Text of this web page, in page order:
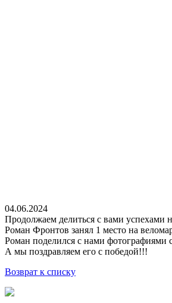
04.06.2024
Продолжаем делиться с вами успехами
Роман Фронтов занял 1 место на
Роман поделился с нами фотографиями
А мы поздравляем его с победой!!!
Возврат к списку